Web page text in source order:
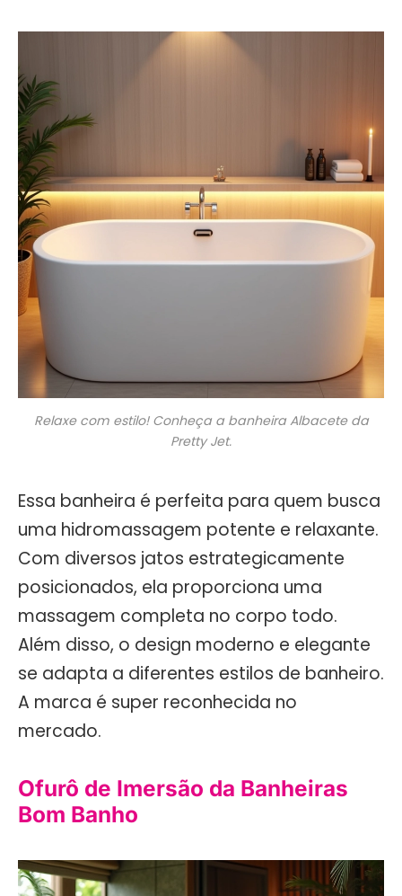
Relaxe com estilo! Conheça a banheira Albacete da
Pretty Jet.
Essa banheira é perfeita para quem busca
uma hidromassagem potente e relaxante.
Com diversos jatos estrategicamente
posicionados, ela proporciona uma
massagem completa no corpo todo.
Além disso, o design moderno e elegante
se adapta a diferentes estilos de banheiro.
A marca é super reconhecida no
mercado.
Ofurô de Imersão da Banheiras
Bom Banho